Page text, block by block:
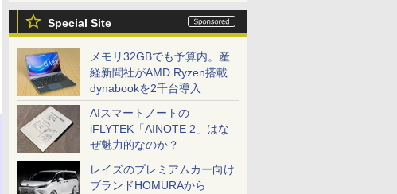
Special Site
メモリ32GBでも予算内。産
経新聞社がAMD Ryzen搭載
dynabookを2千台導入
AIスマートノートの
iFLYTEK「AINOTE 2」はな
ぜ魅力的なのか？
レイズのプレミアムカー向け
ブランドHOMURAから